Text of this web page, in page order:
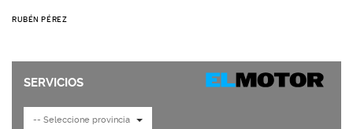
RUBÉN PÉREZ